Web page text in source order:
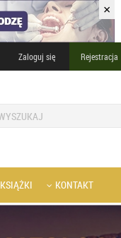
×
Zaloguj się Rejestracja
KSIĄŻKI KONTAKT